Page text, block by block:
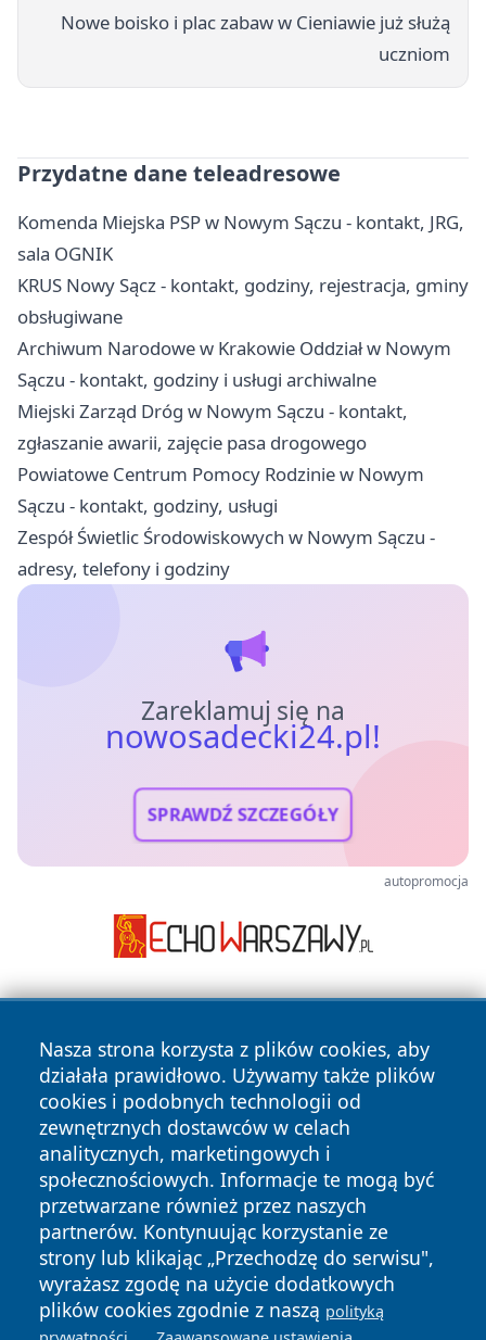
Nowe boisko i plac zabaw w Cieniawie już służą
uczniom
Przydatne dane teleadresowe
Komenda Miejska PSP w Nowym Sączu - kontakt, JRG,
sala OGNIK
KRUS Nowy Sącz - kontakt, godziny, rejestracja, gminy
obsługiwane
Archiwum Narodowe w Krakowie Oddział w Nowym
Sączu - kontakt, godziny i usługi archiwalne
Miejski Zarząd Dróg w Nowym Sączu - kontakt,
zgłaszanie awarii, zajęcie pasa drogowego
Powiatowe Centrum Pomocy Rodzinie w Nowym
Sączu - kontakt, godziny, usługi
Zespół Świetlic Środowiskowych w Nowym Sączu -
adresy, telefony i godziny
Zareklamuj się na
nowosadecki24.pl!
SPRAWDŹ SZCZEGÓŁY
autopromocja
Nasza strona korzysta z plików cookies, aby
działała prawidłowo. Używamy także plików
cookies i podobnych technologii od
zewnętrznych dostawców w celach
analitycznych, marketingowych i
społecznościowych. Informacje te mogą być
przetwarzane również przez naszych
partnerów. Kontynuując korzystanie ze
strony lub klikając „Przechodzę do serwisu",
wyrażasz zgodę na użycie dodatkowych
plików cookies zgodnie z naszą polityką
Copyright © 2026 nowosadecki24.pl Wszystkie prawa
zastrzeżone.
News Autorzy
Polityka
Prywatności
Polityka
Cookies